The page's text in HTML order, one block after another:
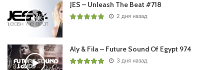
JES – Unleash The Beat #718
2 дня назад
Aly & Fila – Future Sound Of Egypt 974
3 дня назад